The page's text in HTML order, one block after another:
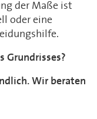
der Maße ist
oder eine
Grundrisses?
Wir beraten